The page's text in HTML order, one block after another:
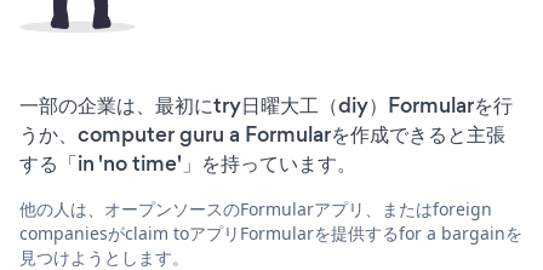
一部の企業は、最初にtry日曜大工（diy）Formularを行
うか、computer guru a Formularを作成できると主張
する「in 'no time'」を持っています。
他の人は、オープンソースのFormularアプリ、またはforeign
companiesがclaim toアプリFormularを提供するfor a bargainを
見つけようとします。